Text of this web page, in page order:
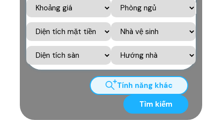
Tính năng khác
Tìm kiếm